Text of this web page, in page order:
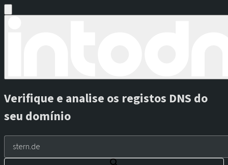
Verifique e analise os registos DNS do
seu domínio